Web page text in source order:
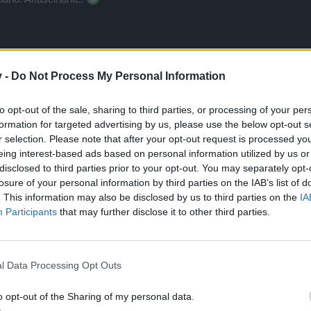
- Do Not Process My Personal Information
opt-out of the sale, sharing to third parties, or processing of your
for targeted advertising by us, please use the below opt-out
selection. Please note that after your opt-out request is processed
interest-based ads based on personal information utilized by us
to third parties prior to your opt-out. You may separately
of your personal information by third parties on the IAB’s list of
This information may also be disclosed by us to third parties on the
Participants that may further disclose it to other third parties.
Data Processing Opt Outs
opt-out of the Sharing of my personal data.
world."
i SoloPlayer sono una razza in via d'estinzione.
non le fa nemmeno in una settimana, forse neppure in un mese
dovresti farcela con tranquillità, a meno che non hai il mago di
ora è trovare qualcuno con cui fare gruppo pari livello.
della r251